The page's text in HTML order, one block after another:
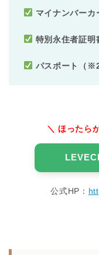
マイナンバーカ
特別永住者証明
パスポート（
＼ ほったら
公式HP：